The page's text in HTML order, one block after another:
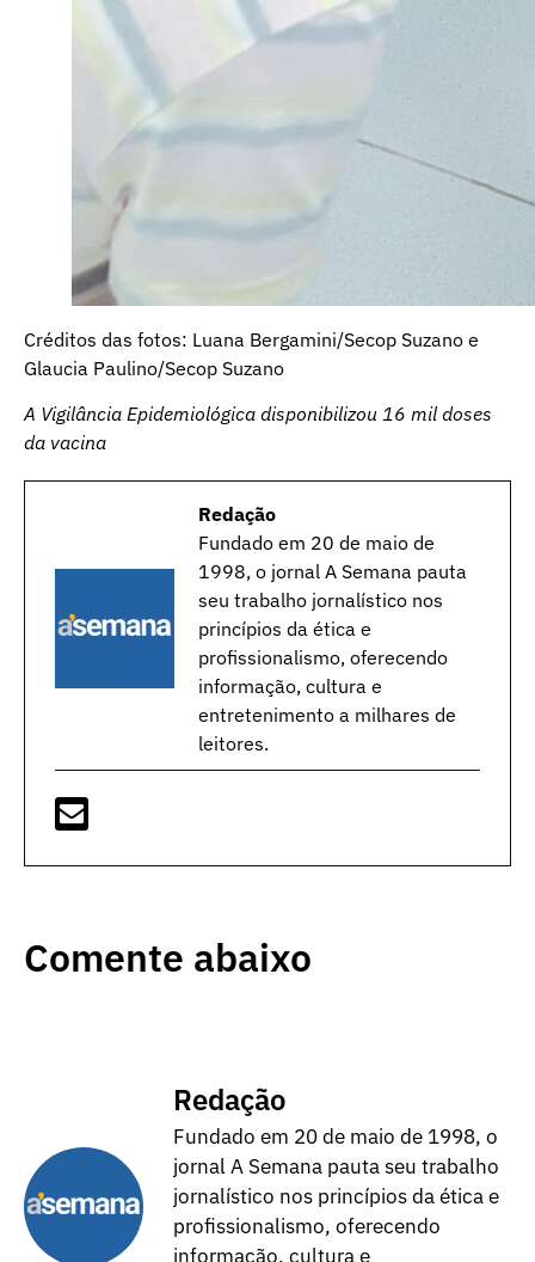
Créditos das fotos: Luana Bergamini/Secop Suzano e
Glaucia Paulino/Secop Suzano
A Vigilância Epidemiológica disponibilizou 16 mil doses
da vacina
Redação
Fundado em 20 de maio de
1998, o jornal A Semana pauta
seu trabalho jornalístico nos
princípios da ética e
profissionalismo, oferecendo
informação, cultura e
entretenimento a milhares de
leitores.
Comente abaixo
Redação
Fundado em 20 de maio de 1998, o
jornal A Semana pauta seu trabalho
jornalístico nos princípios da ética e
profissionalismo, oferecendo
informação, cultura e